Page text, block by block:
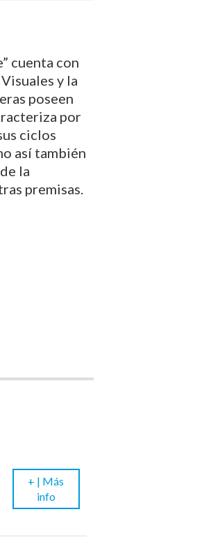
cuenta con
y la
poseen
por
ciclos
así también
la
premisas.
+ | Más
info